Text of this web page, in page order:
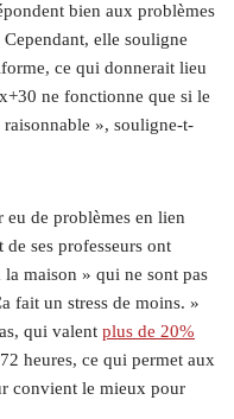
bien aux problèmes
Cependant, elle souligne
ce qui donnerait lieu
ne fonctionne que si le
», souligne-t-
de problèmes en lien
ses professeurs ont
maison » qui ne sont pas
fait un stress de moins. »
qui valent plus de 20%
heures, ce qui permet aux
convient le mieux pour